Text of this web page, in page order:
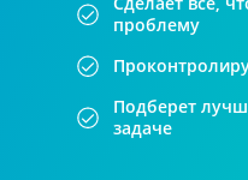
проблему
Подберет
задаче